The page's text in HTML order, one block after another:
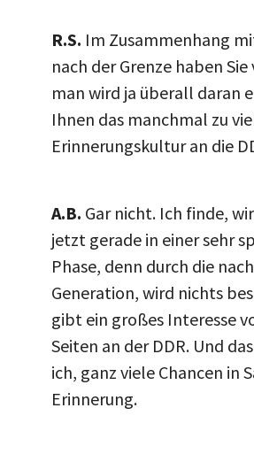
R.S. Im Zusammenhang
nach der Grenze haben
man wird ja überall daran
Ihnen das manchmal zu
Erinnerungskultur an die
A.B. Gar nicht. Ich finde,
jetzt gerade in einer sehr
Phase, denn durch die
Generation, wird nichts
gibt ein großes Interesse
Seiten an der DDR. Und
ich, ganz viele Chancen in
Erinnerung.